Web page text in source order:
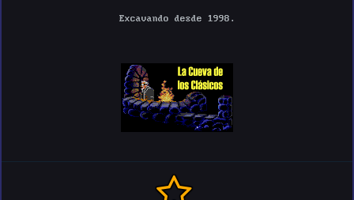
Excavando desde 1998.